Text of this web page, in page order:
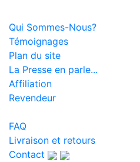
Qui Sommes-Nous?
Témoignages
Plan du site
La Presse en parle...
Affiliation
Revendeur
FAQ
Livraison et retours
Contact